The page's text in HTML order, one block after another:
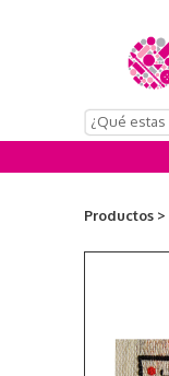
Productos >